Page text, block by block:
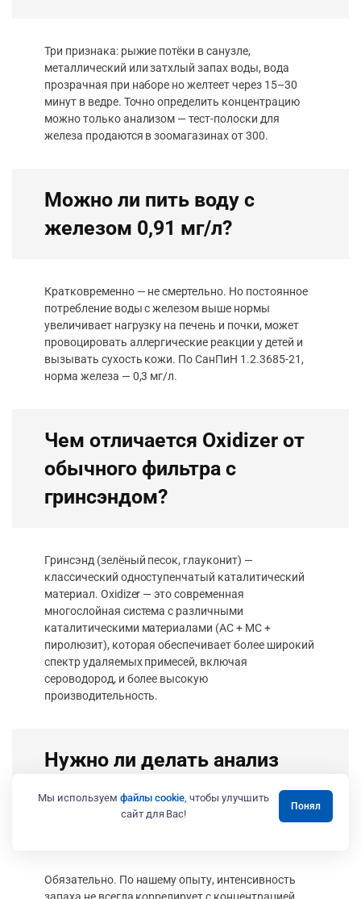
Три признака: рыжие потёки в санузле,
металлический или затхлый запах воды, вода
прозрачная при наборе но желтеет через 15–30
минут в ведре. Точно определить концентрацию
можно только анализом — тест-полоски для
железа продаются в зоомагазинах от 300.
Можно ли пить воду с
железом 0,91 мг/л?
Кратковременно — не смертельно. Но постоянное
потребление воды с железом выше нормы
увеличивает нагрузку на печень и почки, может
провоцировать аллергические реакции у детей и
вызывать сухость кожи. По СанПиН 1.2.3685-21,
норма железа — 0,3 мг/л.
Чем отличается Oxidizer от
обычного фильтра с
гринсэндом?
Гринсэнд (зелёный песок, глауконит) —
классический одноступенчатый каталитический
материал. Oxidizer — это современная
многослойная система с различными
каталитическими материалами (АС + МС +
пиролюзит), которая обеспечивает более широкий
спектр удаляемых примесей, включая
сероводород, и более высокую
производительность.
Нужно ли делать анализ
воды если запах есть, но не
сильный?
Обязательно. По нашему опыту, интенсивность
запаха не всегда коррелирует с концентрацией
Мы используем файлы cookie, чтобы улучшить
сайт для Вас!
Понял